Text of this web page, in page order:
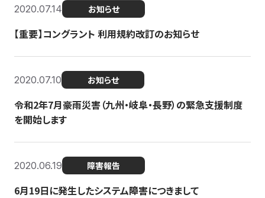
2020.07.14 お知らせ
【重要】コングラント 利用規約改訂のお知らせ
2020.07.10 お知らせ
令和2年7月豪雨災害（九州・岐阜・長野）の緊急支援制度
を開始します
2020.06.19 障害報告
6月19日に発生したシステム障害につきまして